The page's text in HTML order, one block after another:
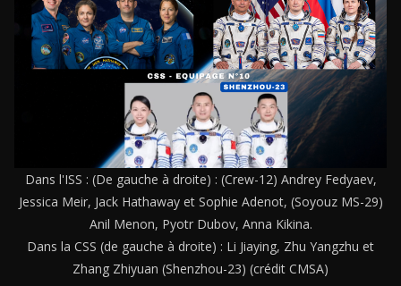
Dans l'ISS : (De gauche à droite) : (Crew-12) Andrey Fedyaev,
Jessica Meir, Jack Hathaway et Sophie Adenot, (Soyouz MS-29)
Anil Menon, Pyotr Dubov, Anna Kikina.
Dans la CSS (de gauche à droite) : Li Jiaying, Zhu Yangzhu et
Zhang Zhiyuan (Shenzhou-23) (crédit CMSA)